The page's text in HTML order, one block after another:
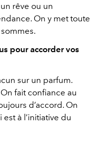
rêve ou un
On y met toute
pour accorder vos
sur un parfum.
fait confiance au
d’accord. On
à l’initiative du